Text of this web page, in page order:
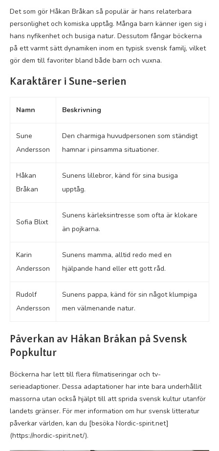
Det som gör Håkan Bråkan så populär är hans relaterbara
personlighet och komiska upptåg. Många barn känner igen sig i
hans nyfikenhet och busiga natur. Dessutom fångar böckerna
på ett varmt sätt dynamiken inom en typisk svensk familj, vilket
gör dem till favoriter bland både barn och vuxna.
Karaktärer i Sune-serien
Namn Beskrivning
Sune
Andersson
Den charmiga huvudpersonen som ständigt
hamnar i pinsamma situationer.
Håkan
Bråkan
Sunens lillebror, känd för sina busiga
upptåg.
Sofia Blixt
Sunens kärleksintresse som ofta är klokare
än pojkarna.
Karin
Andersson
Sunens mamma, alltid redo med en
hjälpande hand eller ett gott råd.
Rudolf
Andersson
Sunens pappa, känd för sin något klumpiga
men välmenande natur.
Påverkan av Håkan Bråkan på Svensk
Popkultur
Böckerna har lett till flera filmatiseringar och tv-
serieadaptioner. Dessa adaptationer har inte bara underhållit
massorna utan också hjälpt till att sprida svensk kultur utanför
landets gränser. För mer information om hur svensk litteratur
påverkar världen, kan du [besöka Nordic-spirit.net]
(https://nordic-spirit.net/).